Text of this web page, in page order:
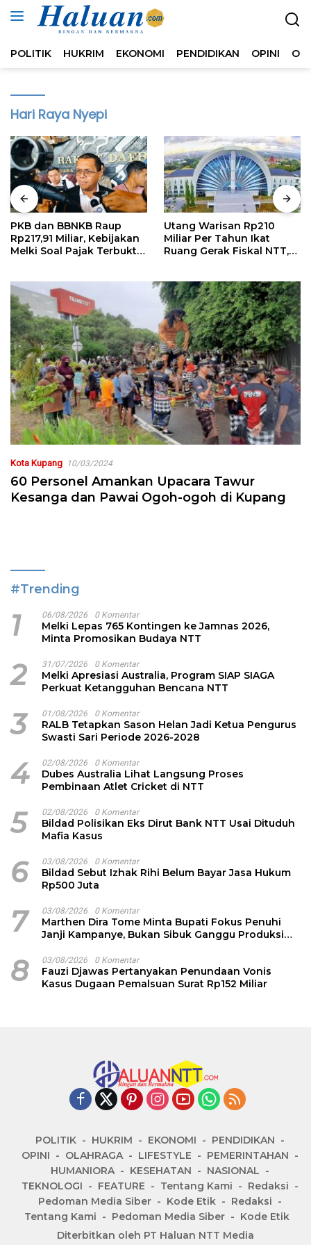
Langsung
POLITIK HUKRIM EKONOMI PENDIDIKAN OPINI
Hari Raya Nyepi
PKB dan BBNKB Raup
Rp217,91 Miliar, Kebijakan
Melki Soal Pajak Terbukti
Utang Warisan Rp210
Miliar Per Tahun Ikat
Ruang Gerak Fiskal NTT,
Kota Kupang 10/03/2024
60 Personel Amankan Upacara Tawur
Kesanga dan Pawai Ogoh-ogoh di Kupang
#Trending
1 06/08/2026 0 Komentar
Melki Lepas 765 Kontingen ke Jamnas 2026,
Minta Promosikan Budaya NTT
2 31/07/2026 0 Komentar
Melki Apresiasi Australia, Program SIAP SIAGA
Perkuat Ketangguhan Bencana NTT
3 01/08/2026 0 Komentar
RALB Tetapkan Sason Helan Jadi Ketua Pengurus
Swasti Sari Periode 2026-2028
4 02/08/2026 0 Komentar
Dubes Australia Lihat Langsung Proses
Pembinaan Atlet Cricket di NTT
5 02/08/2026 0 Komentar
Bildad Polisikan Eks Dirut Bank NTT Usai Dituduh
Mafia Kasus
6 03/08/2026 0 Komentar
Bildad Sebut Izhak Rihi Belum Bayar Jasa Hukum
Rp500 Juta
7 03/08/2026 0 Komentar
Marthen Dira Tome Minta Bupati Fokus Penuhi
Janji Kampanye, Bukan Sibuk Ganggu Produksi
8 03/08/2026 0 Komentar
Fauzi Djawas Pertanyakan Penundaan Vonis
Kasus Dugaan Pemalsuan Surat Rp152 Miliar
POLITIK HUKRIM EKONOMI
PENDIDIKAN
OPINI
OLAHRAGA LIFESTYLE
PEMERINTAHAN
HUMANIORA
KESEHATAN
NASIONAL
TEKNOLOGI
FEATURE Tentang Kami
Redaksi
Pedoman Media Siber
Kode Etik
Redaksi
Tentang Kami
Pedoman Media Siber
Kode Etik
Diterbitkan oleh PT Haluan NTT Media